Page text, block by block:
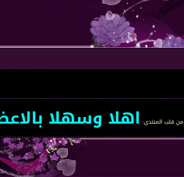
:اهلا وسهلا بالاعضاء